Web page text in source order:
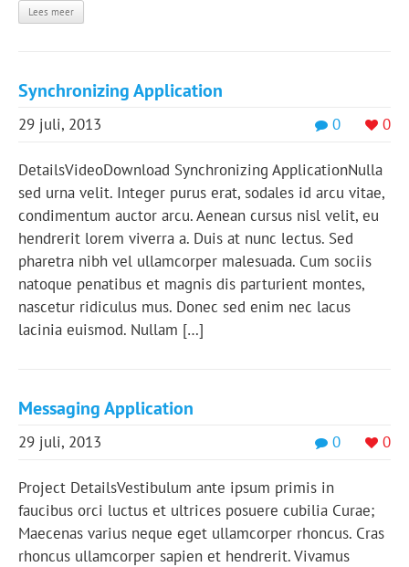
Lees meer
Synchronizing Application
0 0
29 juli, 2013
DetailsVideoDownload Synchronizing ApplicationNulla
sed urna velit. Integer purus erat, sodales id arcu vitae,
condimentum auctor arcu. Aenean cursus nisl velit, eu
hendrerit lorem viverra a. Duis at nunc lectus. Sed
pharetra nibh vel ullamcorper malesuada. Cum sociis
natoque penatibus et magnis dis parturient montes,
nascetur ridiculus mus. Donec sed enim nec lacus
lacinia euismod. Nullam […]
Messaging Application
0 0
29 juli, 2013
Project DetailsVestibulum ante ipsum primis in
faucibus orci luctus et ultrices posuere cubilia Curae;
Maecenas varius neque eget ullamcorper rhoncus. Cras
rhoncus ullamcorper sapien et hendrerit. Vivamus